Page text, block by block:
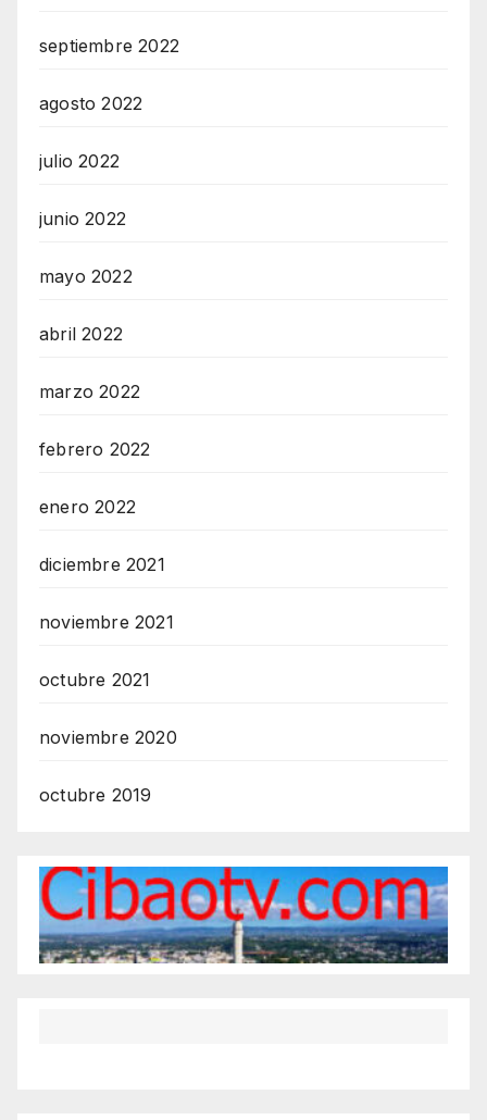
septiembre 2022
agosto 2022
julio 2022
junio 2022
mayo 2022
abril 2022
marzo 2022
febrero 2022
enero 2022
diciembre 2021
noviembre 2021
octubre 2021
noviembre 2020
octubre 2019